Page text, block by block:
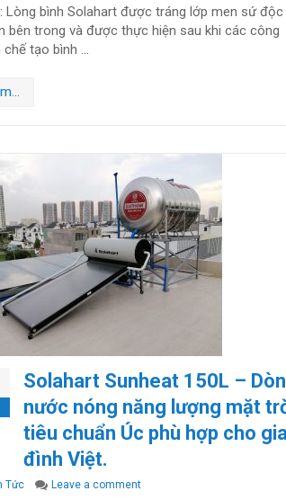
Lòng bình Solahart được tráng lớp men sứ độc
bên trong và được thực hiện sau khi các công
chế tạo bình …
Solahart Sunheat 150L –
nước nóng năng lượng mặt
tiêu chuẩn Úc phù hợp cho gia
đình Việt.
Tức Leave a commenton Solahart Sunheat 150L –